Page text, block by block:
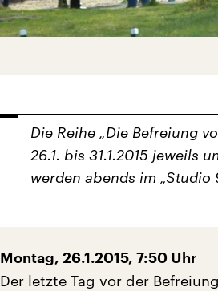
Die Reihe „Die Befreiung
26.1. bis 31.1.2015 jeweils
werden abends im
Montag, 26.1.2015, 7:50 Uhr
Der letzte Tag vor der